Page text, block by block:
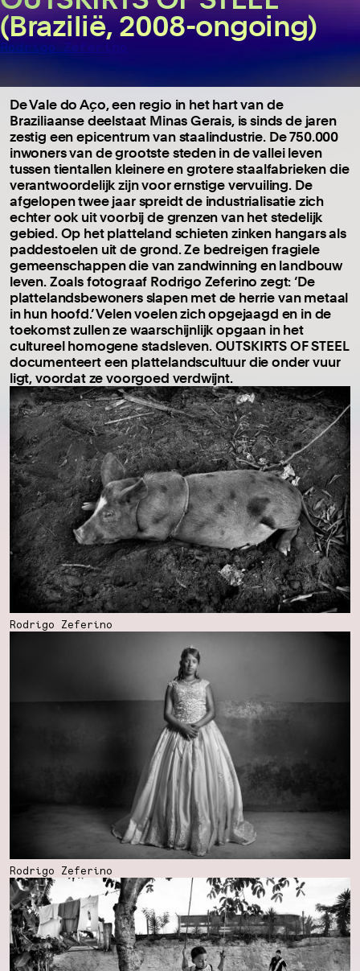
(Brazilië, 2008-ongoing)
Rodrigo Zeferino
De Vale do Aço, een regio in het hart van de
Braziliaanse deelstaat Minas Gerais, is sinds de jaren
zestig een epicentrum van staalindustrie. De 750.000
inwoners van de grootste steden in de vallei leven
tussen tientallen kleinere en grotere staalfabrieken die
verantwoordelijk zijn voor ernstige vervuiling. De
afgelopen twee jaar spreidt de industrialisatie zich
echter ook uit voorbij de grenzen van het stedelijk
gebied. Op het platteland schieten zinken hangars als
paddestoelen uit de grond. Ze bedreigen fragiele
gemeenschappen die van zandwinning en landbouw
leven. Zoals fotograaf Rodrigo Zeferino zegt: ‘De
plattelandsbewoners slapen met de herrie van metaal
in hun hoofd.’ Velen voelen zich opgejaagd en in de
toekomst zullen ze waarschijnlijk opgaan in het
cultureel homogene stadsleven. OUTSKIRTS OF STEEL
documenteert een plattelandscultuur die onder vuur
ligt, voordat ze voorgoed verdwijnt.
Rodrigo Zeferino
Rodrigo Zeferino